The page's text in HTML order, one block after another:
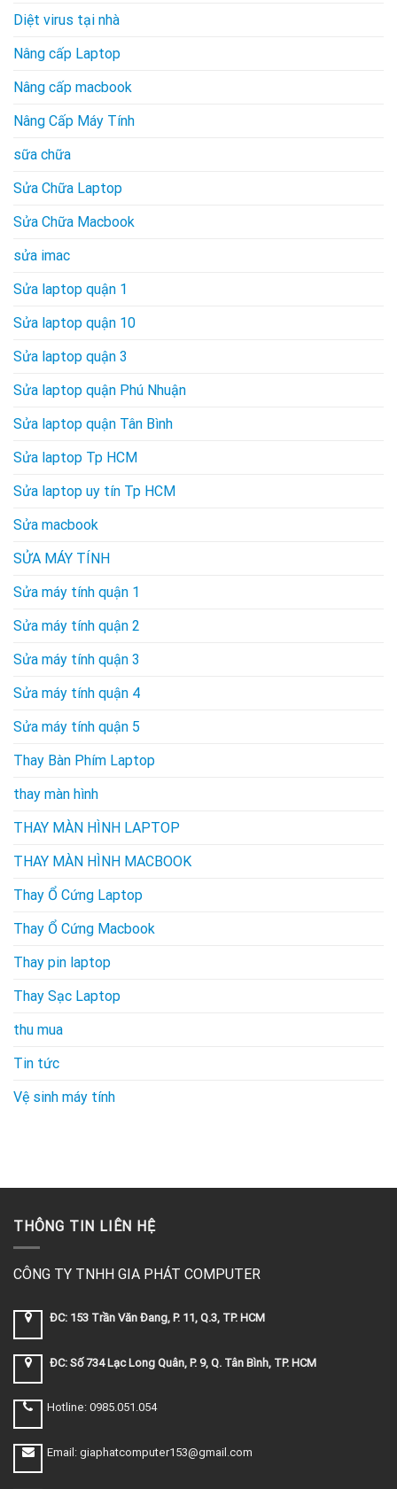
Diệt virus tại nhà
Nâng cấp Laptop
Nâng cấp macbook
Nâng Cấp Máy Tính
sữa chữa
Sửa Chữa Laptop
Sửa Chữa Macbook
sửa imac
Sửa laptop quận 1
Sửa laptop quận 10
Sửa laptop quận 3
Sửa laptop quận Phú Nhuận
Sửa laptop quận Tân Bình
Sửa laptop Tp HCM
Sửa laptop uy tín Tp HCM
Sửa macbook
SỬA MÁY TÍNH
Sửa máy tính quận 1
Sửa máy tính quận 2
Sửa máy tính quận 3
Sửa máy tính quận 4
Sửa máy tính quận 5
Thay Bàn Phím Laptop
thay màn hình
THAY MÀN HÌNH LAPTOP
THAY MÀN HÌNH MACBOOK
Thay Ổ Cứng Laptop
Thay Ổ Cứng Macbook
Thay pin laptop
Thay Sạc Laptop
thu mua
Tin tức
Vệ sinh máy tính
THÔNG TIN LIÊN HỆ
CÔNG TY TNHH GIA PHÁT COMPUTER
ĐC: 153 Trần Văn Đang, P. 11, Q.3, TP. HCM
ĐC: Số 734 Lạc Long Quân, P. 9, Q. Tân Bình, TP. HCM
Hotline: 0985.051.054
Email: giaphatcomputer153@gmail.com